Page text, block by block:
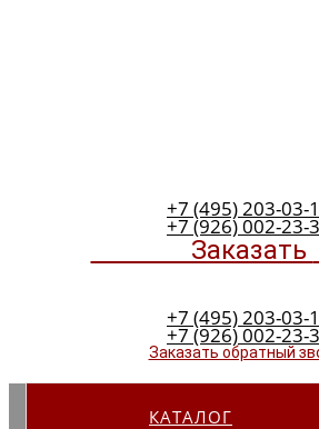
+7 (495) 203-03-
+7 (926) 002-23-
Заказать
+7 (495) 203-03-
+7 (926) 002-23-
Заказать обратный
КАТАЛОГ